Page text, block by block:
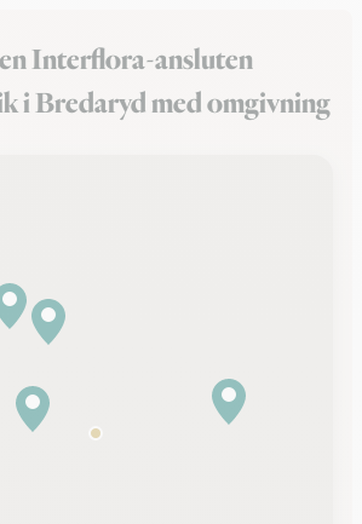
Interflora-ansluten
i Bredaryd med omgivning